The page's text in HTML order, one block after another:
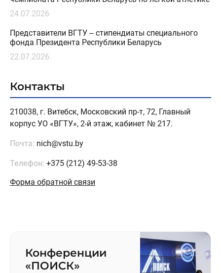
24.07.2026
Представители ВГТУ – стипендиаты специального
фонда Президента Республики Беларусь
22.07.2026
Контакты
210038, г. Витебск, Московский пр-т, 72, Главный
корпус УО «ВГТУ», 2-й этаж, кабинет № 217.
Почта: nich@vstu.by
Телефон: +375 (212) 49-53-38
Форма обратной связи
Конференции
«ПОИСК»